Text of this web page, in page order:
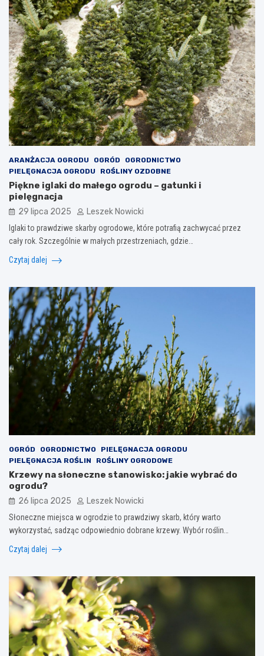
ARANŻACJA OGRODU OGRÓD
OGRODNICTWO
PIELĘGNACJA OGRODU
ROŚLINY OZDOBNE
Piękne iglaki do małego ogrodu – gatunki i
pielęgnacja
29 lipca 2025 Leszek Nowicki
Iglaki to prawdziwe skarby ogrodowe, które potrafią zachwycać przez
cały rok. Szczególnie w małych przestrzeniach, gdzie…
Czytaj dalej
OGRÓD OGRODNICTWO
PIELĘGNACJA OGRODU
PIELĘGNACJA ROŚLIN
ROŚLINY OGRODOWE
Krzewy na słoneczne stanowisko: jakie wybrać do
ogrodu?
26 lipca 2025 Leszek Nowicki
Słoneczne miejsca w ogrodzie to prawdziwy skarb, który warto
wykorzystać, sadząc odpowiednio dobrane krzewy. Wybór roślin…
Czytaj dalej